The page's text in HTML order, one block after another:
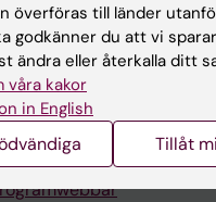
överföras till länder
godkänner du att vi
ändra eller återkalla ditt
våra kakor
in English
Tillåt